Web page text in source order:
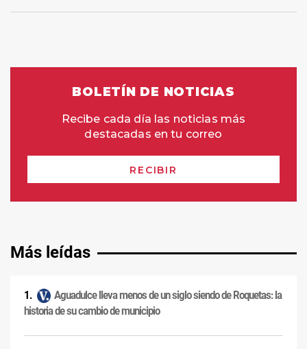
Más leídas
Aguadulce lleva menos de un siglo siendo de Roquetas: la
historia de su cambio de municipio